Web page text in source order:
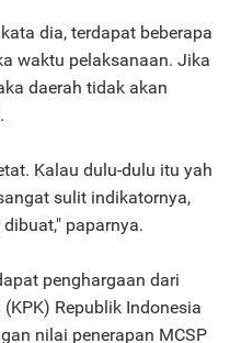
dia, terdapat beberapa
waktu pelaksanaan. Jika
daerah tidak akan
Kalau dulu-dulu itu yah
sulit indikatornya,
paparnya.
penghargaan dari
Republik Indonesia
nilai penerapan MCSP